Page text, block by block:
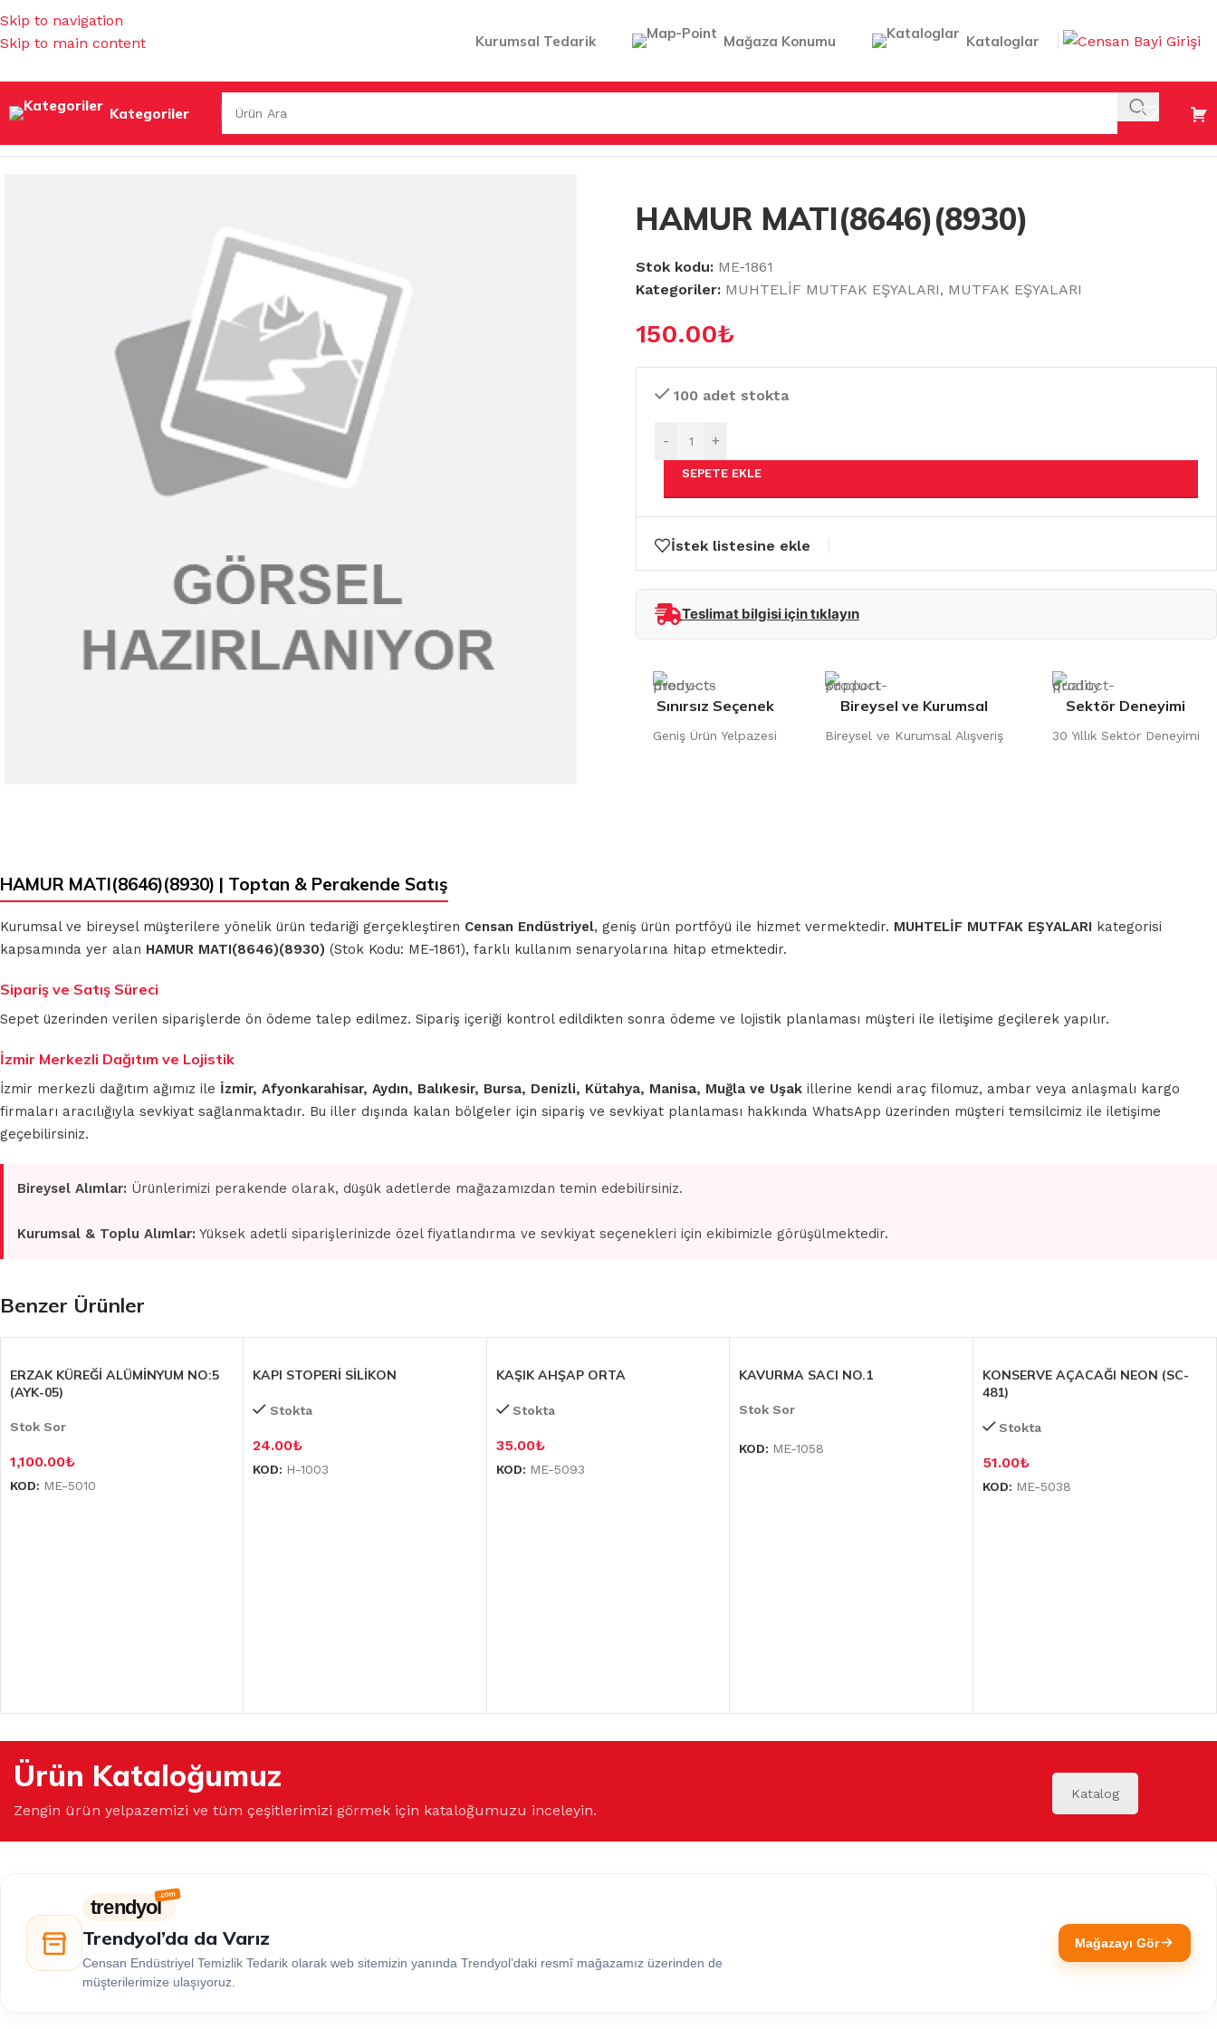
Skip to navigation
Skip to main content
Kurumsal Tedarik Mağaza Konumu Kataloglar
Kategoriler
MUHTELİF MUTFAK EŞYALARI/HAMUR MATI(8646)(8930)
HAMUR MATI(8646)(8930)
Stok kodu: ME-1861
Kategoriler: MUHTELİF MUTFAK EŞYALARI, MUTFAK EŞYALARI
150.00₺
100 adet stokta
- +
SEPETE EKLE
İstek listesine ekle
Teslimat bilgisi için tıklayın
Sınırsız Seçenek
Geniş Ürün Yelpazesi
Bireysel ve Kurumsal
Bireysel ve Kurumsal Alışveriş
Sektör Deneyimi
30 Yıllık Sektör Deneyimi
HAMUR MATI(8646)(8930) | Toptan & Perakende Satış
Kurumsal ve bireysel müşterilere yönelik ürün tedariği gerçekleştiren Censan Endüstriyel, geniş ürün portföyü ile hizmet vermektedir. MUHTELİF MUTFAK EŞYALARI kategorisi
kapsamında yer alan HAMUR MATI(8646)(8930) (Stok Kodu: ME-1861), farklı kullanım senaryolarına hitap etmektedir.
Sipariş ve Satış Süreci
Sepet üzerinden verilen siparişlerde ön ödeme talep edilmez. Sipariş içeriği kontrol edildikten sonra ödeme ve lojistik planlaması müşteri ile iletişime geçilerek yapılır.
İzmir Merkezli Dağıtım ve Lojistik
İzmir merkezli dağıtım ağımız ile İzmir, Afyonkarahisar, Aydın, Balıkesir, Bursa, Denizli, Kütahya, Manisa, Muğla ve Uşak illerine kendi araç filomuz, ambar veya anlaşmalı kargo
firmaları aracılığıyla sevkiyat sağlanmaktadır. Bu iller dışında kalan bölgeler için sipariş ve sevkiyat planlaması hakkında WhatsApp üzerinden müşteri temsilcimiz ile iletişime
geçebilirsiniz.
Bireysel Alımlar: Ürünlerimizi perakende olarak, düşük adetlerde mağazamızdan temin edebilirsiniz.
Kurumsal & Toplu Alımlar: Yüksek adetli siparişlerinizde özel fiyatlandırma ve sevkiyat seçenekleri için ekibimizle görüşülmektedir.
Benzer Ürünler
ERZAK KÜREĞİ ALÜMİNYUM NO:5
(AYK-05)
Stok Sor
1,100.00₺
KOD: ME-5010
KAPI STOPERİ SİLİKON
Stokta
24.00₺
KOD: H-1003
KAŞIK AHŞAP ORTA
Stokta
35.00₺
KOD: ME-5093
KAVURMA SACI NO.1
Stok Sor
KOD: ME-1058
KONSERVE AÇACAĞI NEON (SC-
481)
Stokta
51.00₺
KOD: ME-5038
Ürün Kataloğumuz
Zengin ürün yelpazemizi ve tüm çeşitlerimizi görmek için kataloğumuzu inceleyin.
Katalog
trendyol
Trendyol’da da Varız
Censan Endüstriyel Temizlik Tedarik olarak web sitemizin yanında Trendyol’daki resmî mağazamız üzerinden de
müşterilerimize ulaşıyoruz.
Mağazayı Gör